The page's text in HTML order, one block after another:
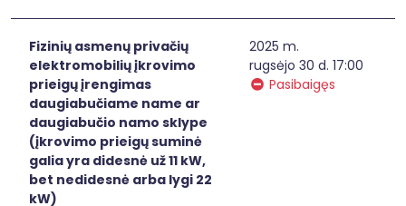
Fizinių asmenų privačių
elektromobilių įkrovimo
prieigų įrengimas
daugiabučiame name ar
daugiabučio namo sklype
(įkrovimo prieigų suminė
galia yra didesnė už 11 kW,
bet nedidesnė arba lygi 22
kW)
2025 m.
rugsėjo 30 d. 17:00
Pasibaigęs